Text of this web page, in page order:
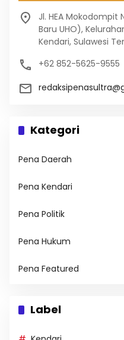
Jl. HEA
Baru UHO),
Kendari, Sulawesi
+62 852-5625-9555
Kategori
Pena Daerah
Pena Kendari
Pena Politik
Pena Hukum
Pena Featured
Label